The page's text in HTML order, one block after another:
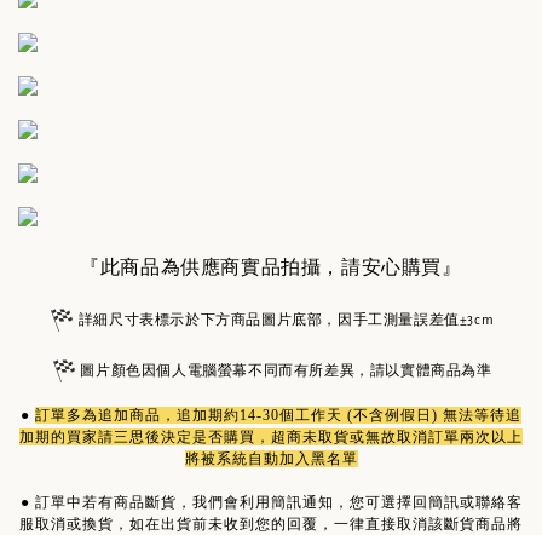
『此商品為供應商實品拍攝，請安心購買』
詳細尺寸表標示於下方商品圖片底部，因手工測量誤差值±3cm
圖片顏色因個人電腦螢幕不同而有所差異，請以實體商品為準
● 訂單多為追加商品 ，追加期約14-30個工作天 (不含例假日) 無法等待追
加期的買家請三思後決定是否購買，超商未取貨或無故取消訂單兩次以上
將被系統自動加入黑名單
● 訂單中若有商品斷貨，我們會利用簡訊通知，您可選擇回簡訊或聯絡客
服取消或換貨，如在出貨前未收到您的回覆，一律直接取消該斷貨商品將